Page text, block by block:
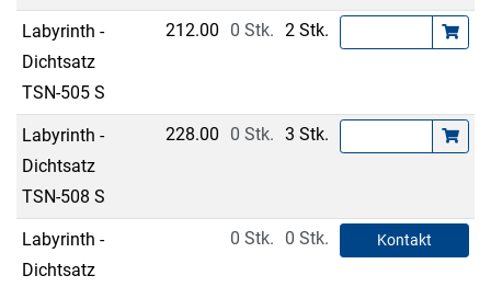
Labyrinth -
Dichtsatz
TSN-505 S
212.00 0 Stk. 2 Stk.
Labyrinth -
Dichtsatz
TSN-508 S
228.00 0 Stk. 3 Stk.
Labyrinth -
Dichtsatz
0 Stk. 0 Stk. Kontakt